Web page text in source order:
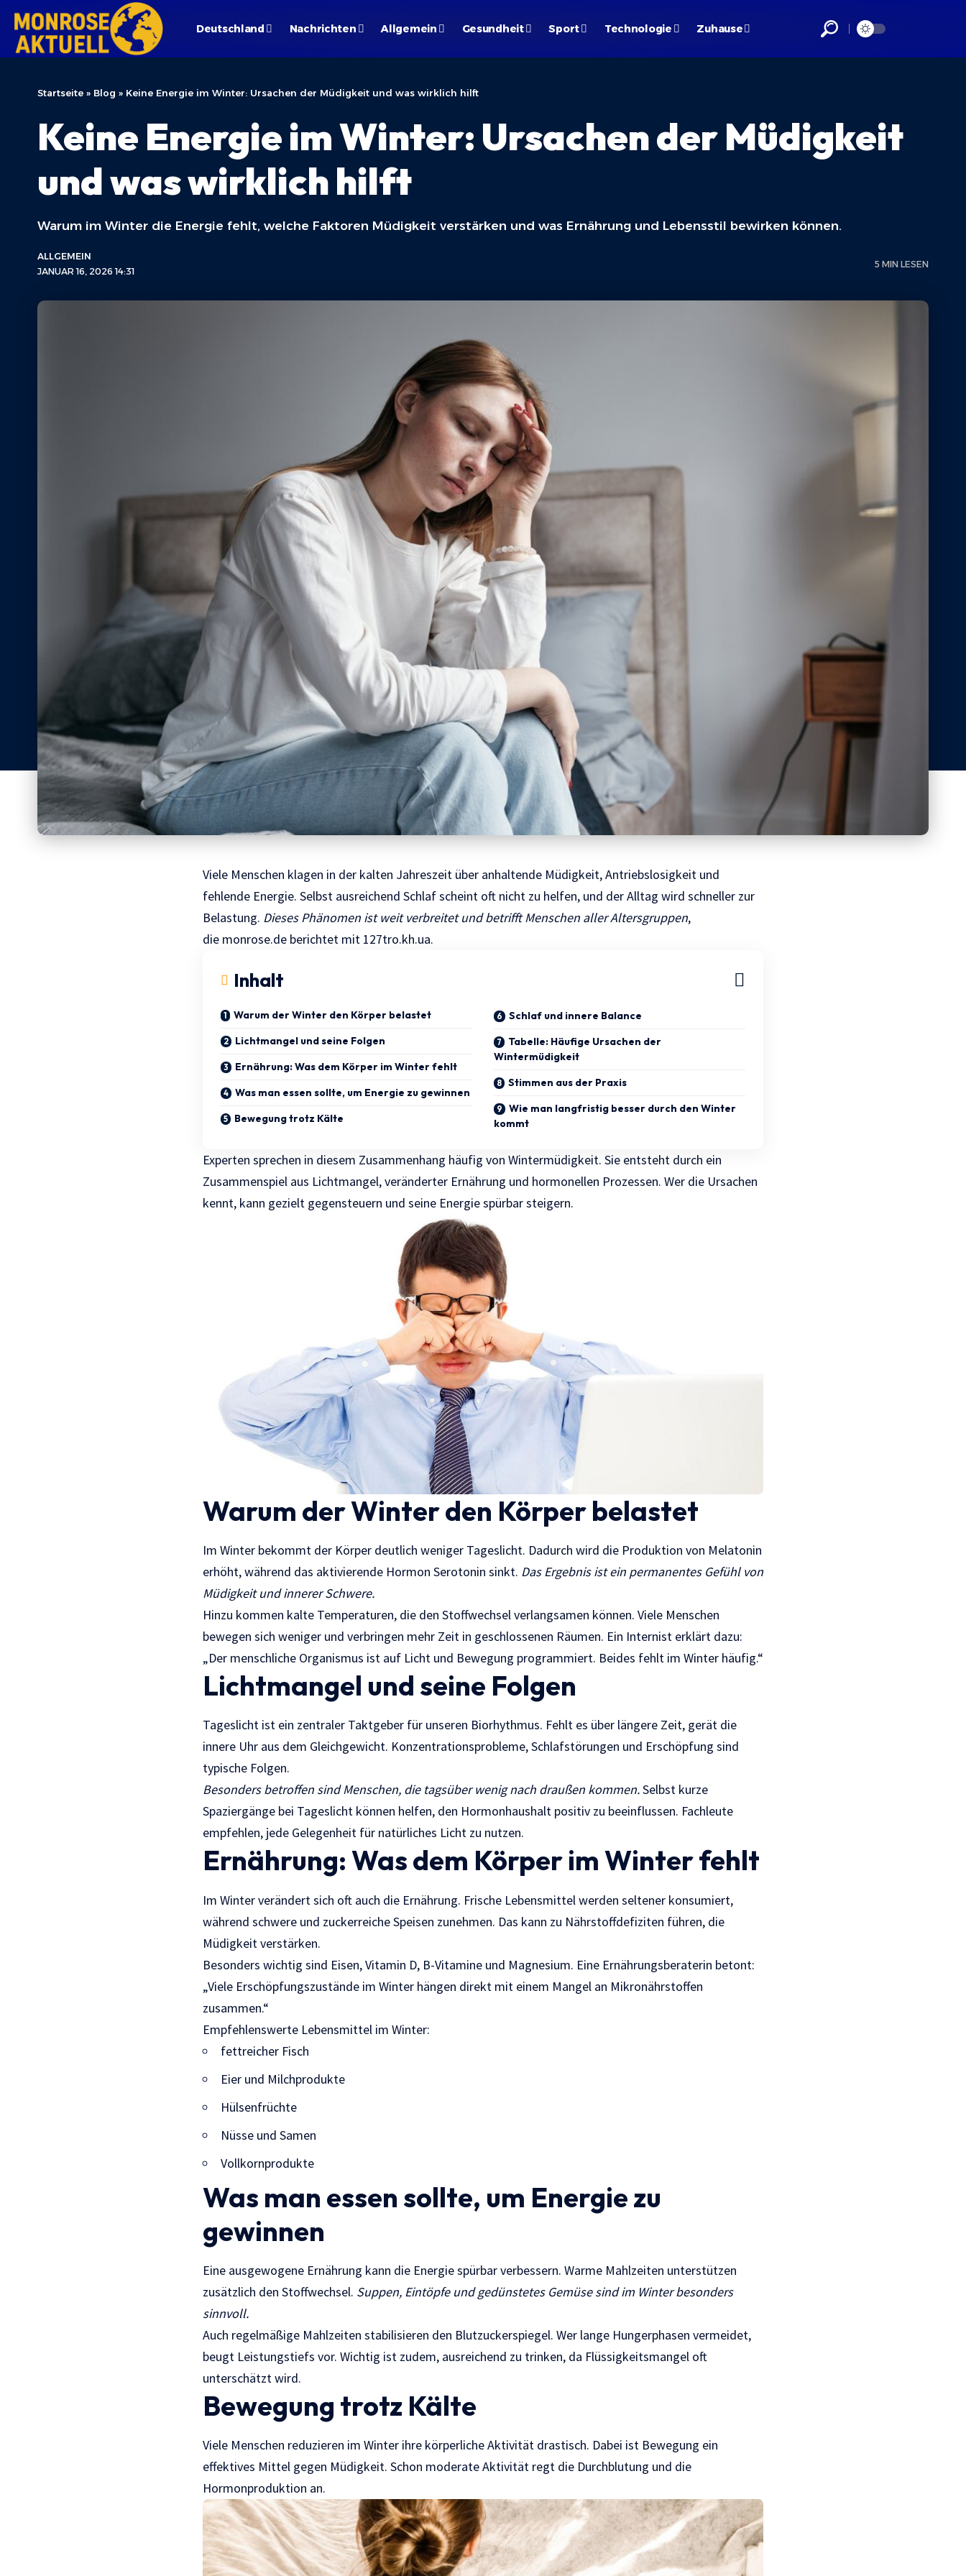
Deutschland Nachrichten Allgemein Gesundheit Sport Technologie Zuhause
Startseite » Blog » Keine Energie im Winter: Ursachen der Müdigkeit und was wirklich hilft
Keine Energie im Winter: Ursachen der Müdigkeit
und was wirklich hilft
Warum im Winter die Energie fehlt, welche Faktoren Müdigkeit verstärken und was Ernährung und Lebensstil bewirken können.
JANUAR 16, 2026 14:31
ALLGEMEIN
5 MIN LESEN
Viele Menschen klagen in der kalten Jahreszeit über anhaltende Müdigkeit, Antriebslosigkeit und
fehlende Energie. Selbst ausreichend Schlaf scheint oft nicht zu helfen, und der Alltag wird schneller zur
Belastung. Dieses Phänomen ist weit verbreitet und betrifft Menschen aller Altersgruppen,
die monrose.de berichtet mit 127tro.kh.ua.
Inhalt
Warum der Winter den Körper belastet
Lichtmangel und seine Folgen
Ernährung: Was dem Körper im Winter fehlt
Was man essen sollte, um Energie zu gewinnen
Bewegung trotz Kälte
Schlaf und innere Balance
Tabelle: Häufige Ursachen der
Wintermüdigkeit
Stimmen aus der Praxis
Wie man langfristig besser durch den Winter
kommt
Experten sprechen in diesem Zusammenhang häufig von Wintermüdigkeit. Sie entsteht durch ein
Zusammenspiel aus Lichtmangel, veränderter Ernährung und hormonellen Prozessen. Wer die Ursachen
kennt, kann gezielt gegensteuern und seine Energie spürbar steigern.
Warum der Winter den Körper belastet
Im Winter bekommt der Körper deutlich weniger Tageslicht. Dadurch wird die Produktion von Melatonin
erhöht, während das aktivierende Hormon Serotonin sinkt. Das Ergebnis ist ein permanentes Gefühl von
Müdigkeit und innerer Schwere.
Hinzu kommen kalte Temperaturen, die den Stoffwechsel verlangsamen können. Viele Menschen
bewegen sich weniger und verbringen mehr Zeit in geschlossenen Räumen. Ein Internist erklärt dazu:
„Der menschliche Organismus ist auf Licht und Bewegung programmiert. Beides fehlt im Winter häufig.“
Lichtmangel und seine Folgen
Tageslicht ist ein zentraler Taktgeber für unseren Biorhythmus. Fehlt es über längere Zeit, gerät die
innere Uhr aus dem Gleichgewicht. Konzentrationsprobleme, Schlafstörungen und Erschöpfung sind
typische Folgen.
Besonders betroffen sind Menschen, die tagsüber wenig nach draußen kommen.Selbst kurze
Spaziergänge bei Tageslicht können helfen, den Hormonhaushalt positiv zu beeinflussen. Fachleute
empfehlen, jede Gelegenheit für natürliches Licht zu nutzen.
Ernährung: Was dem Körper im Winter fehlt
Im Winter verändert sich oft auch die Ernährung. Frische Lebensmittel werden seltener konsumiert,
während schwere und zuckerreiche Speisen zunehmen. Das kann zu Nährstoffdefiziten führen, die
Müdigkeit verstärken.
Besonders wichtig sind Eisen, Vitamin D, B-Vitamine und Magnesium. Eine Ernährungsberaterin betont:
„Viele Erschöpfungszustände im Winter hängen direkt mit einem Mangel an Mikronährstoffen
zusammen.“
Empfehlenswerte Lebensmittel im Winter:
fettreicher Fisch
Eier und Milchprodukte
Hülsenfrüchte
Nüsse und Samen
Vollkornprodukte
Was man essen sollte, um Energie zu
gewinnen
Eine ausgewogene Ernährung kann die Energie spürbar verbessern. Warme Mahlzeiten unterstützen
zusätzlich den Stoffwechsel. Suppen, Eintöpfe und gedünstetes Gemüse sind im Winter besonders
sinnvoll.
Auch regelmäßige Mahlzeiten stabilisieren den Blutzuckerspiegel. Wer lange Hungerphasen vermeidet,
beugt Leistungstiefs vor. Wichtig ist zudem, ausreichend zu trinken, da Flüssigkeitsmangel oft
unterschätzt wird.
Bewegung trotz Kälte
Viele Menschen reduzieren im Winter ihre körperliche Aktivität drastisch. Dabei ist Bewegung ein
effektives Mittel gegen Müdigkeit. Schon moderate Aktivität regt die Durchblutung und die
Hormonproduktion an.